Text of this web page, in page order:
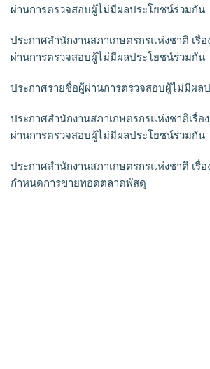
Search
ผ่านการตรวจสอบผู้ไม่มีผลประโยชน์ร่วมกัน
ประกาศสำนักงานสภาเกษตรกรแห่งชาติ เรื่
ผ่านการตรวจสอบผู้ไม่มีผลประโยชน์ร่วมกัน
ประกาศรายชื่อผู้ผ่านการตรวจสอบผู้ไม่มีผล
ประกาศสำนักงานสภาเกษตรกรแห่งชาติเรื่อ
ผ่านการตรวจสอบผู้ไม่มีผลประโยชน์ร่วมกัน
ประกาศสำนักงานสภาเกษตรกรแห่งชาติ เรื่อ
กำหนดการขายทอดตลาดพัสดุ